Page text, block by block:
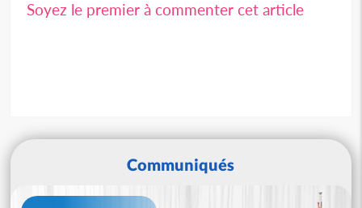
Soyez le premier à commenter cet article
Communiqués